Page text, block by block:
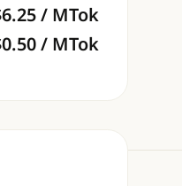
6.25/ MTok
0.50/ MTok